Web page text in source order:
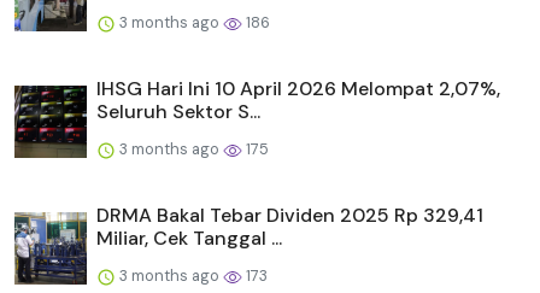
3 months ago 186
IHSG Hari Ini 10 April 2026 Melompat 2,07%,
Seluruh Sektor S...
3 months ago 175
DRMA Bakal Tebar Dividen 2025 Rp 329,41
Miliar, Cek Tanggal ...
3 months ago 173